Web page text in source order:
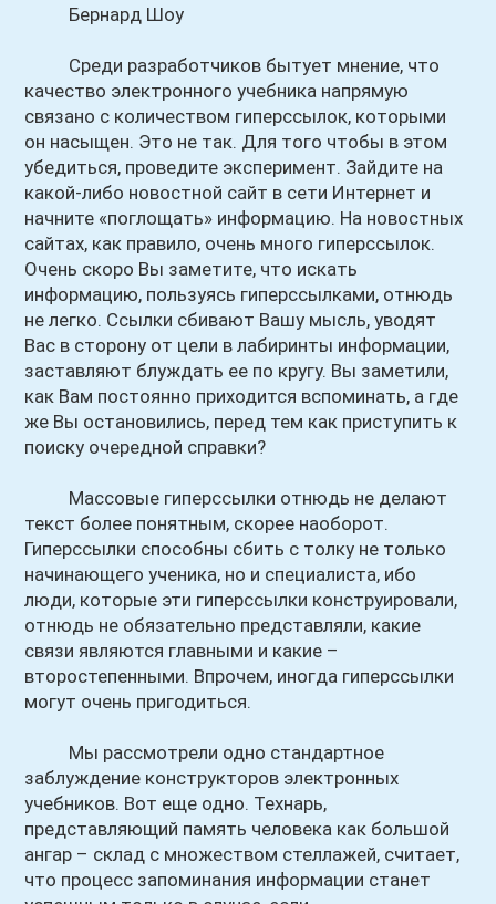
Бернард Шоу
Среди разработчиков бытует мнение, что
качество электронного учебника напрямую
связано с количеством гиперссылок, которыми
он насыщен. Это не так. Для того чтобы в этом
убедиться, проведите эксперимент. Зайдите на
какой-либо новостной сайт в сети Интернет и
начните «поглощать» информацию. На новостных
сайтах, как правило, очень много гиперссылок.
Очень скоро Вы заметите, что искать
информацию, пользуясь гиперссылками, отнюдь
не легко. Ссылки сбивают Вашу мысль, уводят
Вас в сторону от цели в лабиринты информации,
заставляют блуждать ее по кругу. Вы заметили,
как Вам постоянно приходится вспоминать, а где
же Вы остановились, перед тем как приступить к
поиску очередной справки?
Массовые гиперссылки отнюдь не делают
текст более понятным, скорее наоборот.
Гиперссылки способны сбить с толку не только
начинающего ученика, но и специалиста, ибо
люди, которые эти гиперссылки конструировали,
отнюдь не обязательно представляли, какие
связи являются главными и какие –
второстепенными. Впрочем, иногда гиперссылки
могут очень пригодиться.
Мы рассмотрели одно стандартное
заблуждение конструкторов электронных
учебников. Вот еще одно. Технарь,
представляющий память человека как большой
ангар – склад с множеством стеллажей, считает,
что процесс запоминания информации станет